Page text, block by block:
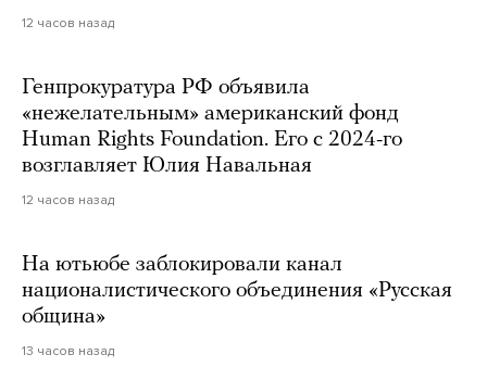
12 часов назад
Генпрокуратура РФ объявила
«нежелательным» американский фонд
Human Rights Foundation. Его с 2024-го
возглавляет Юлия Навальная
12 часов назад
На ютьюбе заблокировали канал
националистического объединения «Русская
община»
13 часов назад